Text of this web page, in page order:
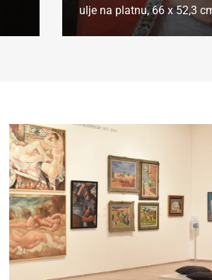
ulje na platnu,66 x 52,3